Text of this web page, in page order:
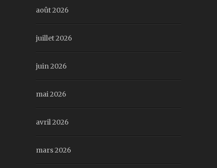
août 2026
juillet 2026
juin 2026
mai 2026
avril 2026
mars 2026